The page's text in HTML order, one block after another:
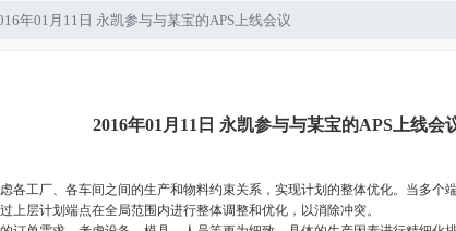
年01月11日 永凯参与与某宝的APS上线会议
2016年01月11日 永凯参与与某宝的APS上线会
工厂、各车间之间的生产和物料约束关系，实现计划的整体优化。当多个
上层计划端点在全局范围内进行整体调整和优化，以消除冲突。